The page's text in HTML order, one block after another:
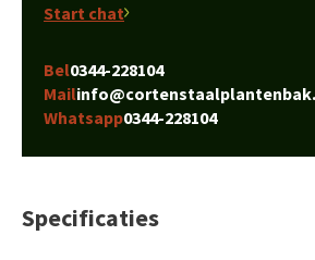
Start chat
Bel0344-228104
Mail
Whatsapp0344-228104
Specificaties